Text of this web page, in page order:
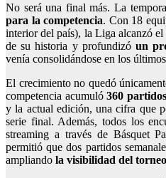
No será una final más. La
para la competencia. Con 18
interior del país), la Liga alcanzó
de su historia y profundizó un
venía consolidándose en los
El crecimiento no quedó
competencia acumuló360
y la actual edición, una cifra que
serie final. Además, todos los
streaming a través de Básquet
permitió que dos partidos
ampliando la visibilidad del